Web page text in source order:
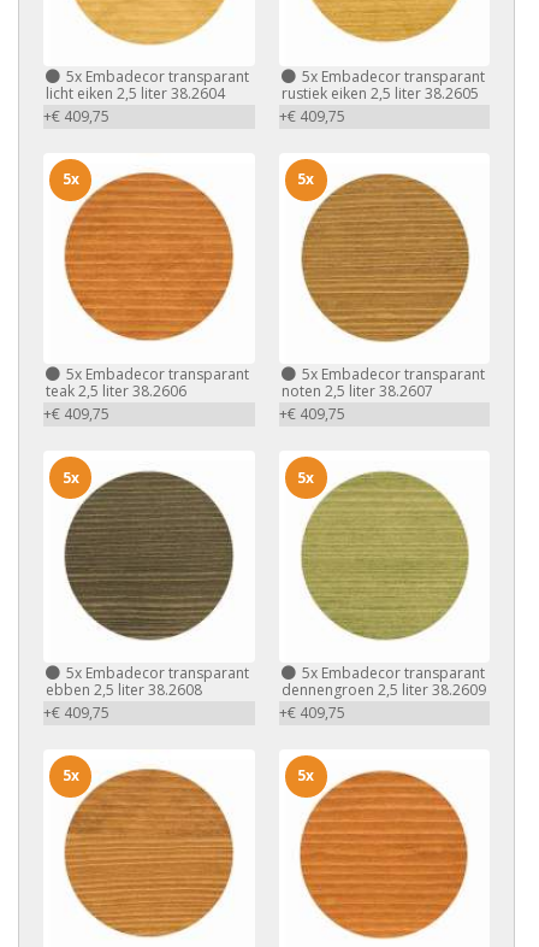
5x Embadecor transparant
licht eiken 2,5 liter 38.2604
+€ 409,75
5xEmbadecor transparant
rustiek eiken 2,5 liter 38.2605
+€ 409,75
5x Embadecor transparant
teak 2,5 liter 38.2606
+€ 409,75
5x
5xEmbadecor transparant
noten 2,5 liter 38.2607
+€ 409,75
5x
5x Embadecor transparant
ebben 2,5 liter 38.2608
+€ 409,75
5x
5xEmbadecor transparant
dennengroen 2,5 liter 38.2609
+€ 409,75
5x
5x 5x